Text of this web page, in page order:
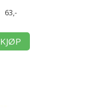
63,-
KJØP